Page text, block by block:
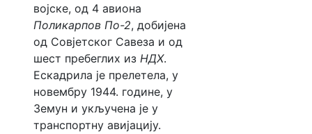
војске, од 4 авиона
Поликарпов По-2, добијена
од Совјетског Савеза и од
шест пребеглих из НДХ.
Ескадрила је прелетела, у
новембру 1944. године, у
Земун и укључена је у
транспортну авијацију.